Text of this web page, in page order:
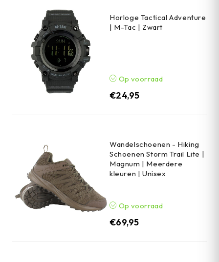
Horloge Tactical Adventure
| M-Tac | Zwart
Op voorraad
€24,95
Wandelschoenen - Hiking
Schoenen Storm Trail Lite |
Magnum | Meerdere
kleuren | Unisex
Op voorraad
€69,95